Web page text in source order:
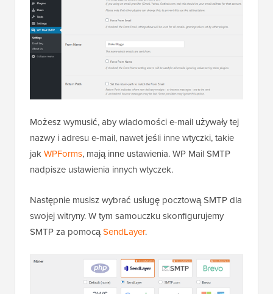
Możesz wymusić, aby wiadomości e-mail używały tej
nazwy i adresu e-mail, nawet jeśli inne wtyczki, takie
jakWPForms, mają inne ustawienia. WP Mail SMTP
nadpisze ustawienia innych wtyczek.
Następnie musisz wybrać usługę pocztową SMTP dla
swojej witryny. W tym samouczku skonfigurujemy
SMTP za pomocąSendLayer.